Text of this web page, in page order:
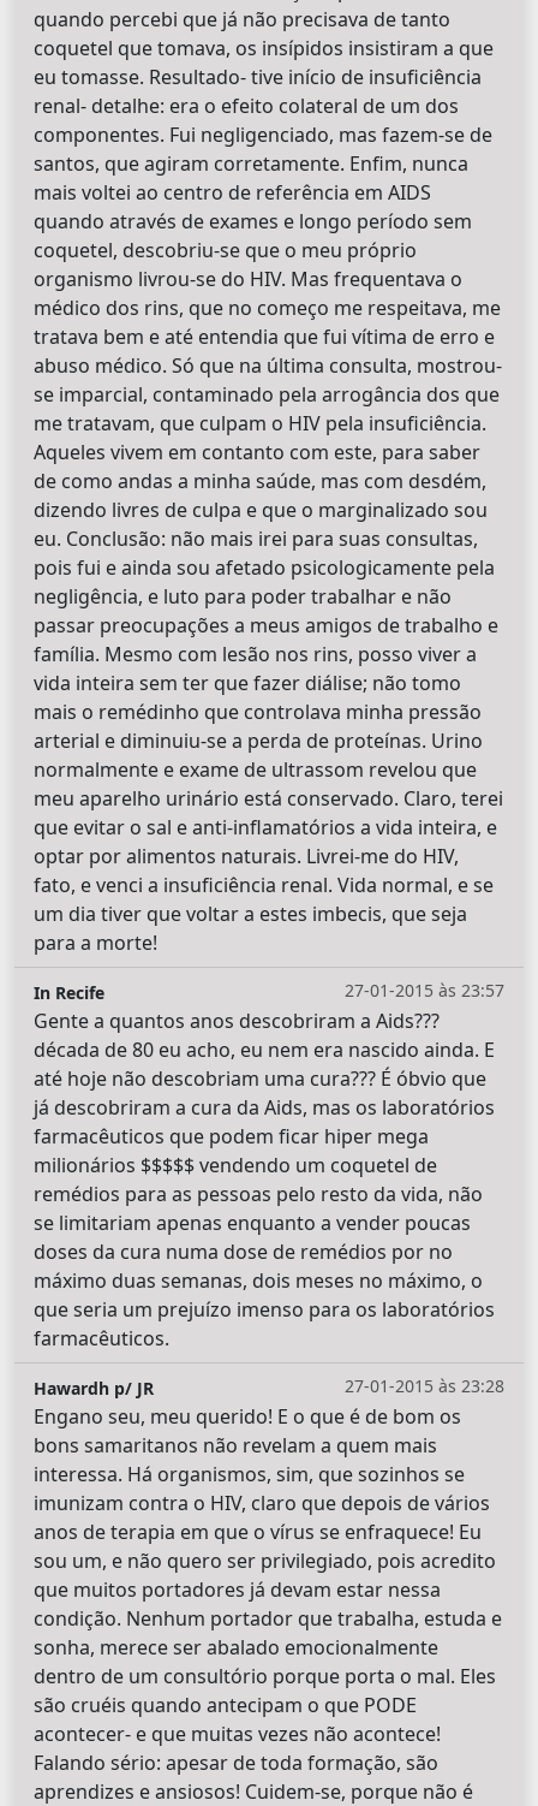
quando percebi que já não precisava de tanto
coquetel que tomava, os insípidos insistiram a que
eu tomasse. Resultado- tive início de insuficiência
renal- detalhe: era o efeito colateral de um dos
componentes. Fui negligenciado, mas fazem-se de
santos, que agiram corretamente. Enfim, nunca
mais voltei ao centro de referência em AIDS
quando através de exames e longo período sem
coquetel, descobriu-se que o meu próprio
organismo livrou-se do HIV. Mas frequentava o
médico dos rins, que no começo me respeitava, me
tratava bem e até entendia que fui vítima de erro e
abuso médico. Só que na última consulta, mostrou-
se imparcial, contaminado pela arrogância dos que
me tratavam, que culpam o HIV pela insuficiência.
Aqueles vivem em contanto com este, para saber
de como andas a minha saúde, mas com desdém,
dizendo livres de culpa e que o marginalizado sou
eu. Conclusão: não mais irei para suas consultas,
pois fui e ainda sou afetado psicologicamente pela
negligência, e luto para poder trabalhar e não
passar preocupações a meus amigos de trabalho e
família. Mesmo com lesão nos rins, posso viver a
vida inteira sem ter que fazer diálise; não tomo
mais o remédinho que controlava minha pressão
arterial e diminuiu-se a perda de proteínas. Urino
normalmente e exame de ultrassom revelou que
meu aparelho urinário está conservado. Claro, terei
que evitar o sal e anti-inflamatórios a vida inteira, e
optar por alimentos naturais. Livrei-me do HIV,
fato, e venci a insuficiência renal. Vida normal, e se
um dia tiver que voltar a estes imbecis, que seja
para a morte!
27-01-2015 às 23:57
In Recife
Gente a quantos anos descobriram a Aids???
década de 80 eu acho, eu nem era nascido ainda. E
até hoje não descobriam uma cura??? É óbvio que
já descobriram a cura da Aids, mas os laboratórios
farmacêuticos que podem ficar hiper mega
milionários $$$$$ vendendo um coquetel de
remédios para as pessoas pelo resto da vida, não
se limitariam apenas enquanto a vender poucas
doses da cura numa dose de remédios por no
máximo duas semanas, dois meses no máximo, o
que seria um prejuízo imenso para os laboratórios
farmacêuticos.
27-01-2015 às 23:28
Hawardh p/ JR
Engano seu, meu querido! E o que é de bom os
bons samaritanos não revelam a quem mais
interessa. Há organismos, sim, que sozinhos se
imunizam contra o HIV, claro que depois de vários
anos de terapia em que o vírus se enfraquece! Eu
sou um, e não quero ser privilegiado, pois acredito
que muitos portadores já devam estar nessa
condição. Nenhum portador que trabalha, estuda e
sonha, merece ser abalado emocionalmente
dentro de um consultório porque porta o mal. Eles
são cruéis quando antecipam o que PODE
acontecer- e que muitas vezes não acontece!
Falando sério: apesar de toda formação, são
aprendizes e ansiosos! Cuidem-se, porque não é